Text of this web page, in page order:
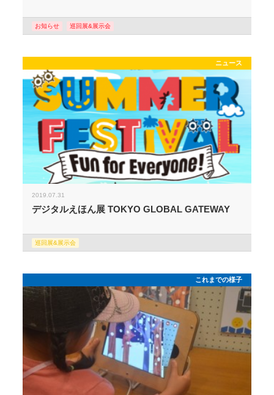
お知らせ 巡回展&展示会
ニュース
2019.07.31
デジタルえほん展 TOKYO GLOBAL GATEWAY
巡回展&展示会
これまでの様子